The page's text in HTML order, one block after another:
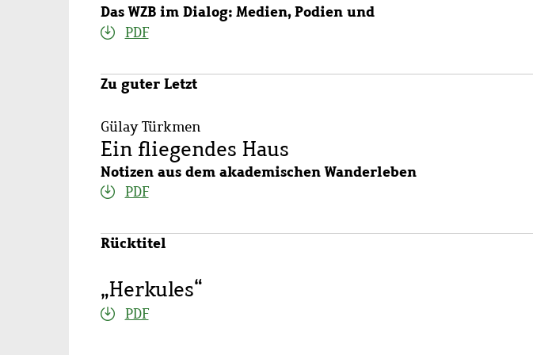
Das WZB im Dialog: Medien, Podien und
PDF
Zu guter Letzt
Gülay Türkmen
Ein fliegendes Haus
Notizen aus dem akademischen Wanderleben
PDF
Rücktitel
„Herkules“
PDF